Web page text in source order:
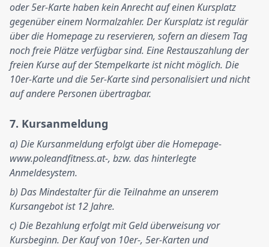
oder 5er-Karte haben kein Anrecht auf einen Kursplatz
gegenüber einem Normalzahler. Der Kursplatz ist regulär
über die Homepage zu reservieren, sofern an diesem Tag
noch freie Plätze verfügbar sind. Eine Restauszahlung der
freien Kurse auf der Stempelkarte ist nicht möglich. Die
10er-Karte und die 5er-Karte sind personalisiert und nicht
auf andere Personen übertragbar.
7. Kursanmeldung
a) Die Kursanmeldung erfolgt über die Homepage-
www.poleandfitness.at-, bzw. das hinterlegte
Anmeldesystem.
b) Das Mindestalter für die Teilnahme an unserem
Kursangebot ist 12 Jahre.
c) Die Bezahlung erfolgt mit Geld überweisung vor
Kursbeginn. Der Kauf von 10er-, 5er-Karten und